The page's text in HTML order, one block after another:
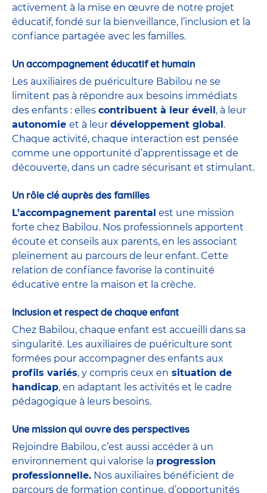
activement à la mise en œuvre de notre projet
éducatif, fondé sur la bienveillance, l’inclusion et la
confiance partagée avec les familles.
Un accompagnement éducatif et humain
Les auxiliaires de puériculture Babilou ne se
limitent pas à répondre aux besoins immédiats
des enfants : elles contribuent à leur éveil , à leur
autonomie et à leur développement global .
Chaque activité, chaque interaction est pensée
comme une opportunité d’apprentissage et de
découverte, dans un cadre sécurisant et stimulant.
Un rôle clé auprès des familles
L’accompagnement parental est une mission
forte chez Babilou. Nos professionnels apportent
écoute et conseils aux parents, en les associant
pleinement au parcours de leur enfant. Cette
relation de confiance favorise la continuité
éducative entre la maison et la crèche.
Inclusion et respect de chaque enfant
Chez Babilou, chaque enfant est accueilli dans sa
singularité. Les auxiliaires de puériculture sont
formées pour accompagner des enfants aux
profils variés, y compris ceux en situation de
handicap, en adaptant les activités et le cadre
pédagogique à leurs besoins.
Une mission qui ouvre des perspectives
Rejoindre Babilou, c’est aussi accéder à un
environnement qui valorise la progression
professionnelle. Nos auxiliaires bénéficient de
parcours de formation continue, d’opportunités